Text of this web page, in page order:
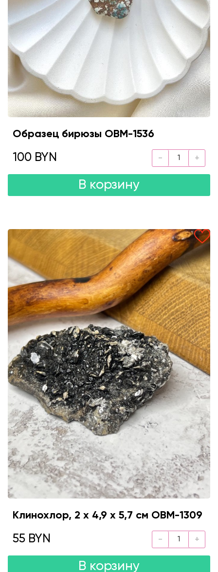
Образец бирюзы OBM-1536
100 BYN
В корзину
Клинохлор, 2 х 4,9 х 5,7 см OBM-1309
55 BYN
В корзину